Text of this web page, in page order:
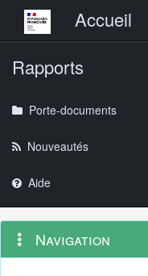
Menu principalAccueil
Rapports
Porte-documents
Nouveautés
Aide
Navigation
outils
Menu
contextuel
Navigation